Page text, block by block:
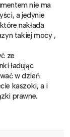
nie ma
a jedynie
nakłada
takiej mocy ,
ze
ładując
w dzień.
kaszoki, a i
prawne.